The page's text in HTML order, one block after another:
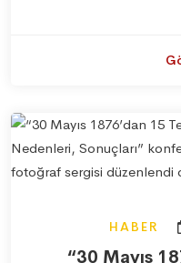
HABER
“30 Mayıs